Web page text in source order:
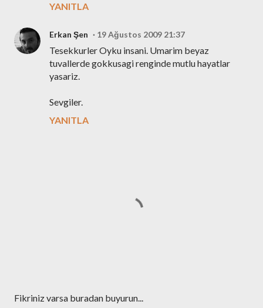
YANITLA
Erkan Şen 19 Ağustos 2009 21:37
Tesekkurler Oyku insani. Umarim beyaz
tuvallerde gokkusagi renginde mutlu hayatlar
yasariz.
Sevgiler.
YANITLA
Y
Fikriniz varsa buradan buyurun...